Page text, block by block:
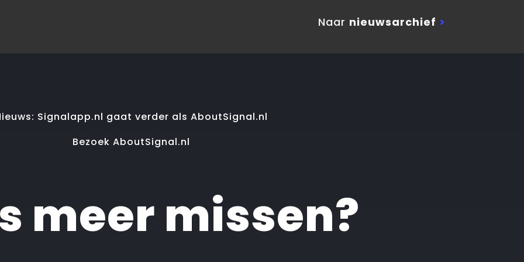
Naar nieuwsarchief >
Signalapp.nl gaat verder als AboutSignal.nl
Bezoek AboutSignal.nl
meer missen?